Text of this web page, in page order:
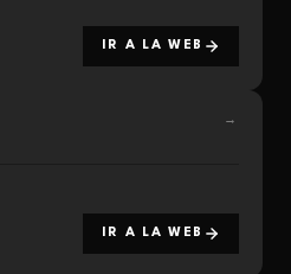
IR A LA WEB
→
IR A LA WEB